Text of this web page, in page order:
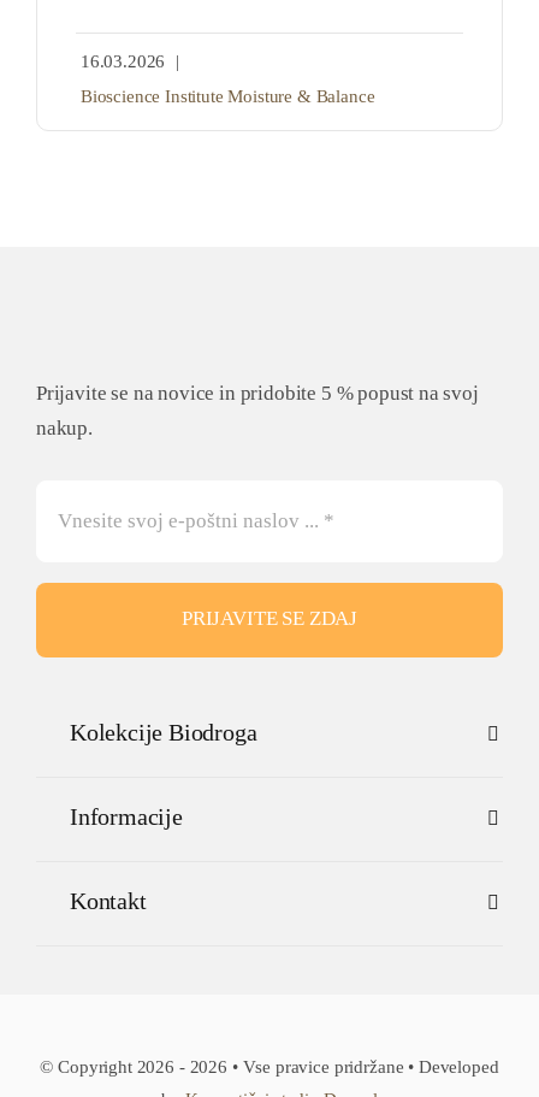
16.03.2026
|
Bioscience Institute Moisture & Balance
Prijavite se na novice in pridobite 5 % popust na svoj
nakup.
PRIJAVITE SE ZDAJ
Kolekcije Biodroga
Informacije
Kontakt
© Copyright 2026 - 2026 • Vse pravice pridržane • Developed